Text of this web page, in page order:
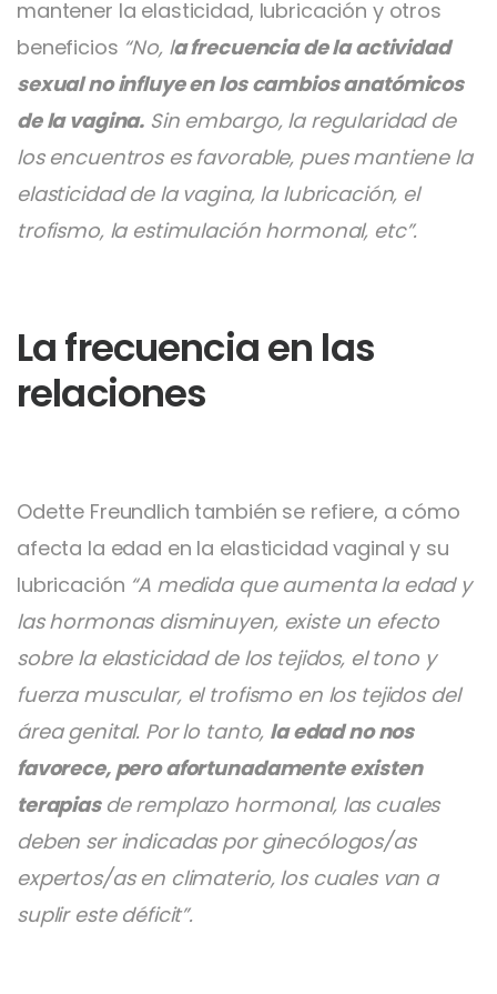
mantener la elasticidad, lubricación y otros
beneficios “No, la frecuencia de la actividad
sexual no influye en los cambios anatómicos
de la vagina. Sin embargo, la regularidad de
los encuentros es favorable, pues mantiene la
elasticidad de la vagina, la lubricación, el
trofismo, la estimulación hormonal, etc”.
La frecuencia en las
relaciones
Odette Freundlich también se refiere, a cómo
afecta la edad en la elasticidad vaginal y su
lubricación “A medida que aumenta la edad y
las hormonas disminuyen, existe un efecto
sobre la elasticidad de los tejidos, el tono y
fuerza muscular, el trofismo en los tejidos del
área genital. Por lo tanto, la edad no nos
favorece, pero afortunadamente existen
terapias de remplazo hormonal, las cuales
deben ser indicadas por ginecólogos/as
expertos/as en climaterio, los cuales van a
suplir este déficit”.